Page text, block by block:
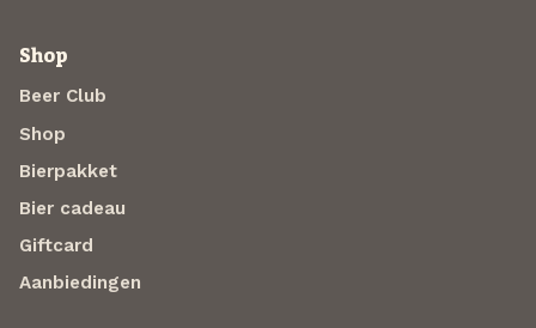
Shop
Beer Club
Shop
Bierpakket
Bier cadeau
Giftcard
Aanbiedingen